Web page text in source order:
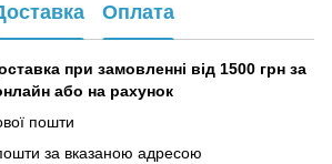
Оплата
при замовленні від 1500 грн за
або на рахунок
пошти
за вказаною адресою